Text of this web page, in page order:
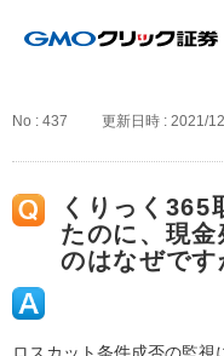
No : 437 更新日時 : 2021/
くりっく365
たのに、現
のはなぜです